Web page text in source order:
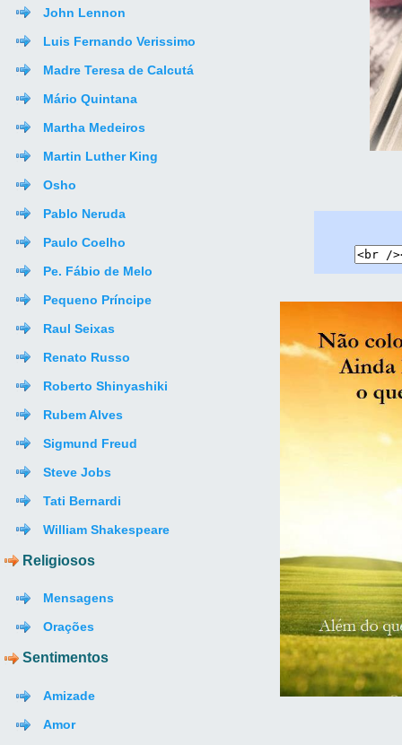
John Lennon
Luis Fernando Verissimo
Madre Teresa de Calcutá
Mário Quintana
Martha Medeiros
Martin Luther King
Osho
Pablo Neruda
Paulo Coelho
Pe. Fábio de Melo
Pequeno Príncipe
Raul Seixas
Renato Russo
Roberto Shinyashiki
Rubem Alves
Sigmund Freud
Steve Jobs
Tati Bernardi
William Shakespeare
Religiosos
Mensagens
Orações
Sentimentos
Amizade
Amor